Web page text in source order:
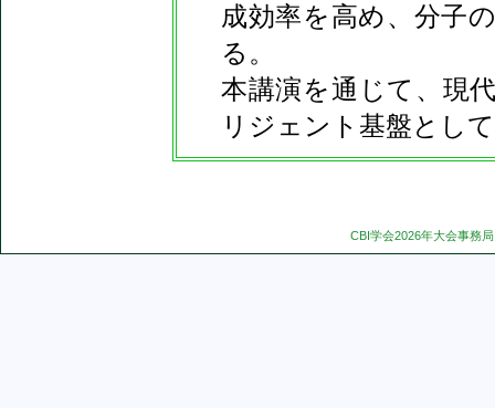
成効率を高め、分子
る。
本講演を通じて、現
リジェント基盤とし
CBI学会2026年大会事務